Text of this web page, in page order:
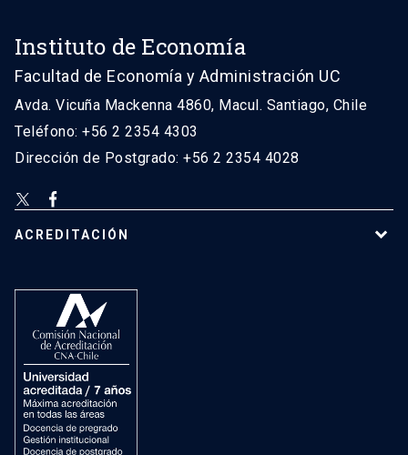
Instituto de Economía
Facultad de Economía y Administración UC
Avda. Vicuña Mackenna 4860, Macul. Santiago, Chile
Teléfono: +56 2 2354 4303
Dirección de Postgrado: +56 2 2354 4028
ACREDITACIÓN